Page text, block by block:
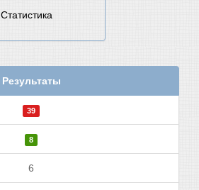
Статистика
Результаты
39
8
6